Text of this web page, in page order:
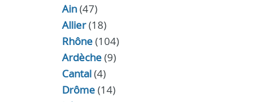
Ain(47)
Allier(18)
Rhône(104)
Ardèche(9)
Cantal(4)
Drôme(14)